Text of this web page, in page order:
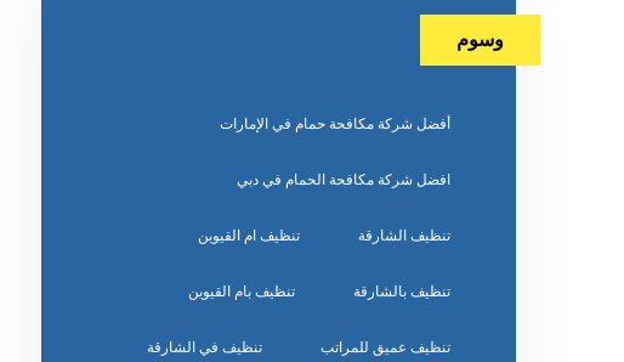
وسوم
أفضل شركة مكافحة حمام في الإمارات
افضل شركة مكافحة الحمام في دبي
تنظيف الشارقة تنظيف ام القيوين
تنظيف بالشارقة تنظيف بام القيوين
تنظيف عميق للمراتب تنظيف في الشارقة